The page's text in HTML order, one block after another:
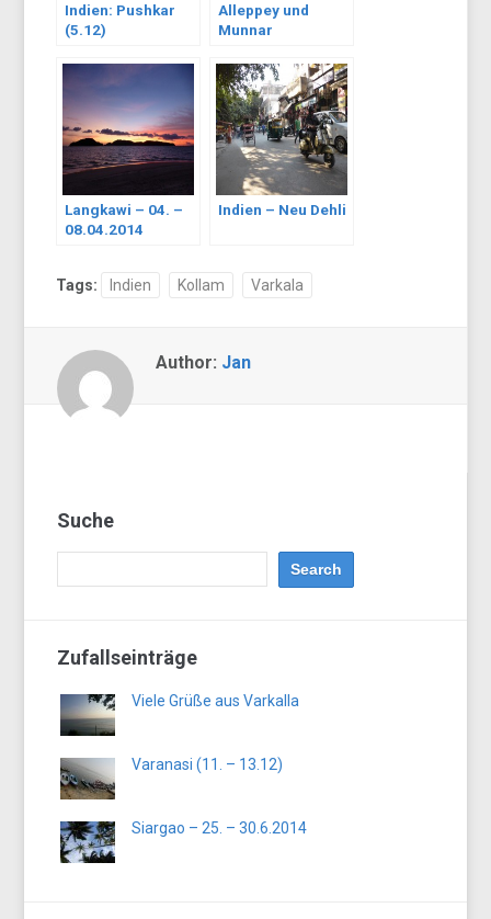
Indien: Pushkar
(5.12)
Alleppey und
Munnar
Langkawi – 04. –
08.04.2014
Indien – Neu Dehli
Tags: Indien Kollam Varkala
Author: Jan
Suche
Zufallseinträge
Viele Grüße aus Varkalla
Varanasi (11. – 13.12)
Siargao – 25. – 30.6.2014